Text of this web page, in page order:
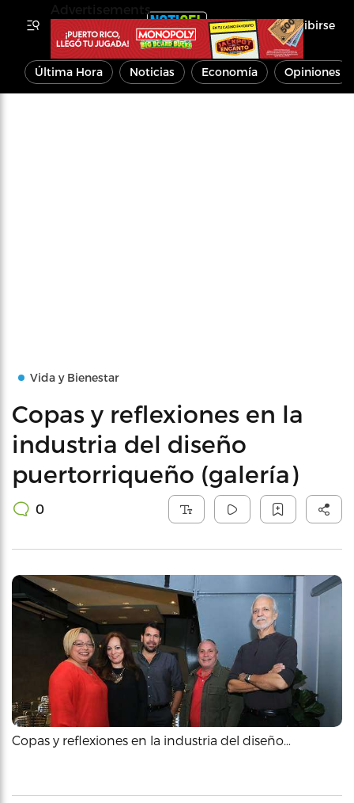
Inscribirse
Última Hora Noticias Economía Opiniones
Vida y Bienestar
Copas y reflexiones en la
industria del diseño
puertorriqueño (galería)
0
Copas y reflexiones en la industria del diseño…
Advertisements